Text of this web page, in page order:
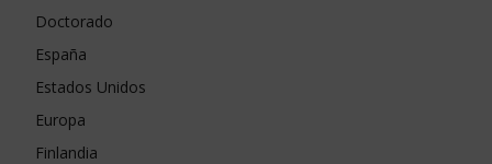
Doctorado
España
Estados Unidos
Europa
Finlandia